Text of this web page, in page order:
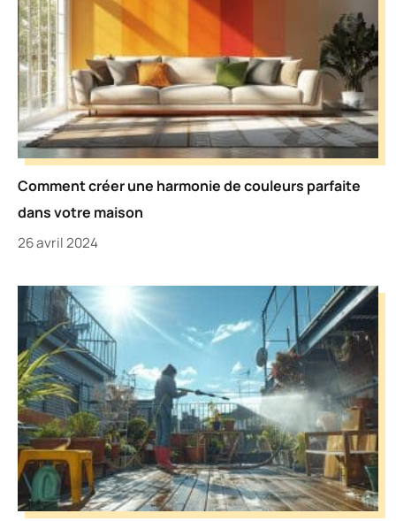
Comment créer une harmonie de couleurs parfaite
dans votre maison
26 avril 2024